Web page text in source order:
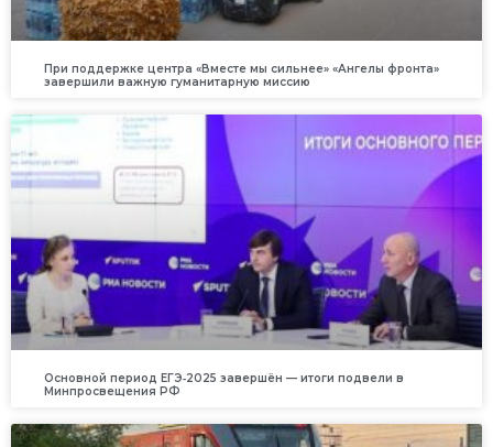
При поддержке центра «Вместе мы сильнее» «Ангелы фронта»
завершили важную гуманитарную миссию
Основной период ЕГЭ‑2025 завершён — итоги подвели в
Минпросвещения РФ